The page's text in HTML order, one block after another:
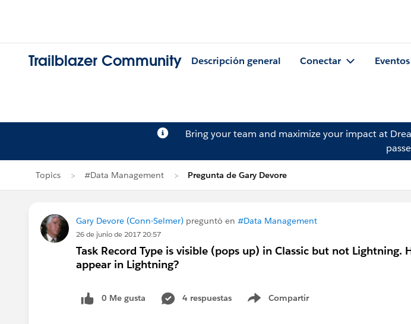
Trailblazer Community Descripción general Conectar Eventos
Bring your team and maximize your impact at
Topics #Data Management Pregunta de Gary Devore
Gary Devore (Conn-Selmer) preguntó en #Data Management
26 de junio de 2017 20:57
Task Record Type is visible (pops up) in Classic but not Lightning.
appear in Lightning?
0 Me gusta 4 respuestas Compartir
Show menu